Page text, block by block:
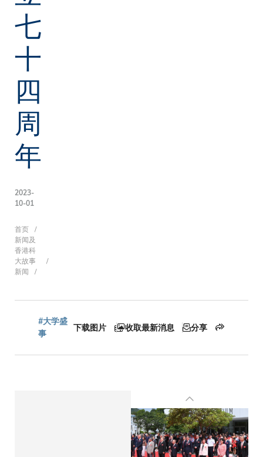
七
十
四
周
年
2023-
10-01
面
包
屑
首页
新闻及
香港科
大故事
新闻
#大学盛
事
下载图片 收取最新消息 分享